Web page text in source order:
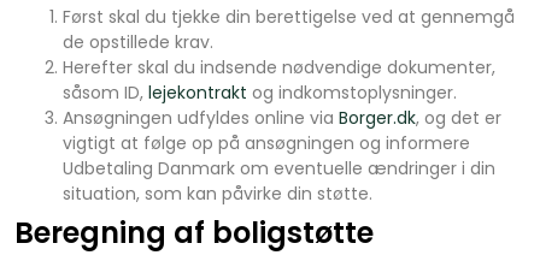
Først skal du tjekke din berettigelse ved at gennemgå
de opstillede krav.
Herefter skal du indsende nødvendige dokumenter,
såsom ID, lejekontrakt og indkomstoplysninger.
Ansøgningen udfyldes online via Borger.dk, og det er
vigtigt at følge op på ansøgningen og informere
Udbetaling Danmark om eventuelle ændringer i din
situation, som kan påvirke din støtte.
Beregning af boligstøtte